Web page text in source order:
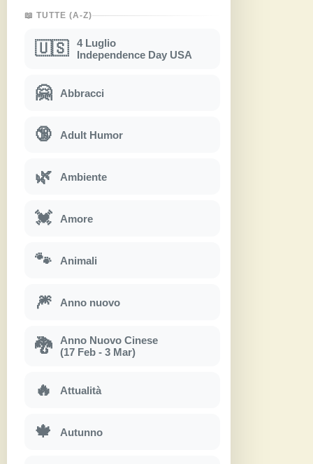
📖 TUTTE (A-Z)
🇺🇸
4 Luglio
Independence Day USA
🤗 Abbracci
🔞 Adult Humor
🌿 Ambiente
💓 Amore
🐾 Animali
🎆 Anno nuovo
🐉
Anno Nuovo Cinese
(17 Feb - 3 Mar)
🔥 Attualità
🍁 Autunno